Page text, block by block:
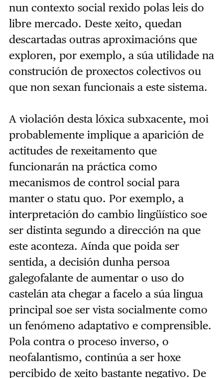
nun contexto social rexido polas leis do
libre mercado. Deste xeito, quedan
descartadas outras aproximacións que
exploren, por exemplo, a súa utilidade na
construción de proxectos colectivos ou
que non sexan funcionais a este sistema.
A violación desta lóxica subxacente, moi
probablemente implique a aparición de
actitudes de rexeitamento que
funcionarán na práctica como
mecanismos de control social para
manter o statu quo. Por exemplo, a
interpretación do cambio lingüístico soe
ser distinta segundo a dirección na que
este aconteza. Aínda que poida ser
sentida, a decisión dunha persoa
galegofalante de aumentar o uso do
castelán ata chegar a facelo a súa lingua
principal soe ser vista socialmente como
un fenómeno adaptativo e comprensible.
Pola contra o proceso inverso, o
neofalantismo, continúa a ser hoxe
percibido de xeito bastante negativo. De